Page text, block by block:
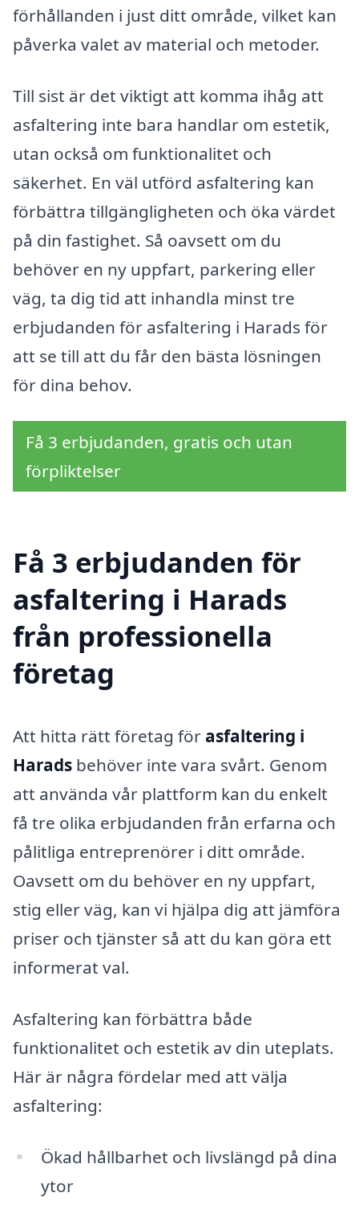
förhållanden i just ditt område, vilket kan
påverka valet av material och metoder.
Till sist är det viktigt att komma ihåg att
asfaltering inte bara handlar om estetik,
utan också om funktionalitet och
säkerhet. En väl utförd asfaltering kan
förbättra tillgängligheten och öka värdet
på din fastighet. Så oavsett om du
behöver en ny uppfart, parkering eller
väg, ta dig tid att inhandla minst tre
erbjudanden för asfaltering i Harads för
att se till att du får den bästa lösningen
för dina behov.
Få 3 erbjudanden, gratis och utan
förpliktelser
Få 3 erbjudanden för
asfaltering i Harads
från professionella
företag
Att hitta rätt företag för asfaltering i
Harads behöver inte vara svårt. Genom
att använda vår plattform kan du enkelt
få tre olika erbjudanden från erfarna och
pålitliga entreprenörer i ditt område.
Oavsett om du behöver en ny uppfart,
stig eller väg, kan vi hjälpa dig att jämföra
priser och tjänster så att du kan göra ett
informerat val.
Asfaltering kan förbättra både
funktionalitet och estetik av din uteplats.
Här är några fördelar med att välja
asfaltering:
Ökad hållbarhet och livslängd på dina
ytor